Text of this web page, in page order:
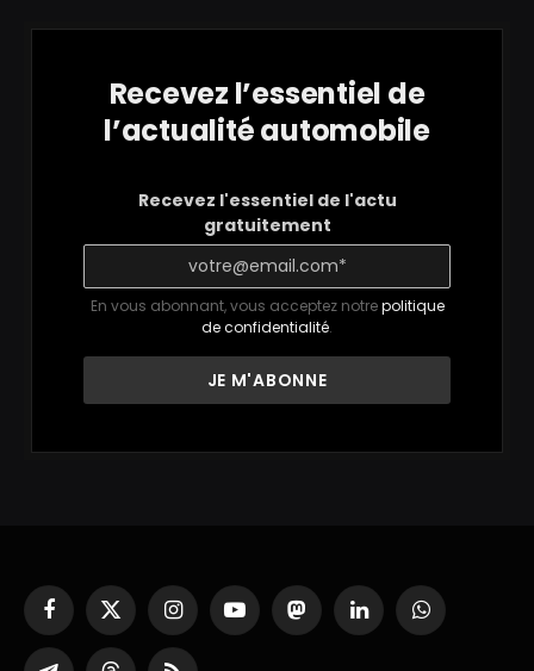
Recevez l’essentiel de
l’actualité automobile
Recevez l'essentiel de l'actu
gratuitement
En vous abonnant, vous acceptez notrepolitique
de confidentialité.
Facebook
X
(Twitter)
InstagramYouTubeMastodonLinkedInWhatsApp